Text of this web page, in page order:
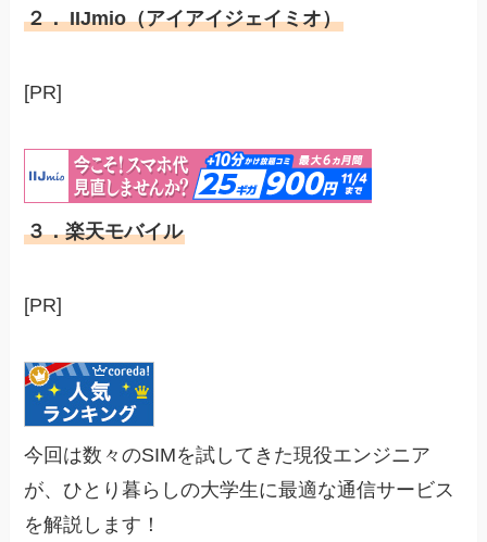
２． IIJmio（アイアイジェイミオ）
[PR]
３．楽天モバイル
[PR]
今回は数々のSIMを試してきた現役エンジニア
が、ひとり暮らしの大学生に最適な通信サービス
を解説します！